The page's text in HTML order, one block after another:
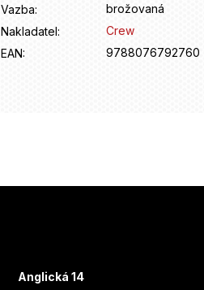
Vazba:
brožovaná
Nakladatel:
Crew
EAN: 9788076792760
Anglická 14